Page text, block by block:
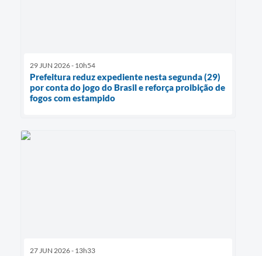
29 JUN 2026 - 10h54
Prefeitura reduz expediente nesta segunda (29)
por conta do jogo do Brasil e reforça proibição de
fogos com estampido
27 JUN 2026 - 13h33